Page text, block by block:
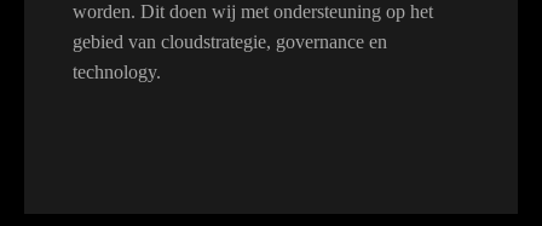
worden. Dit doen wij met ondersteuning op het
gebied van cloudstrategie, governance en
technology.